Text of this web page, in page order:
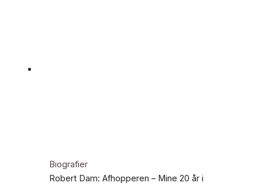
Biografier
Robert Dam: Afhopperen – Mine 20 år i